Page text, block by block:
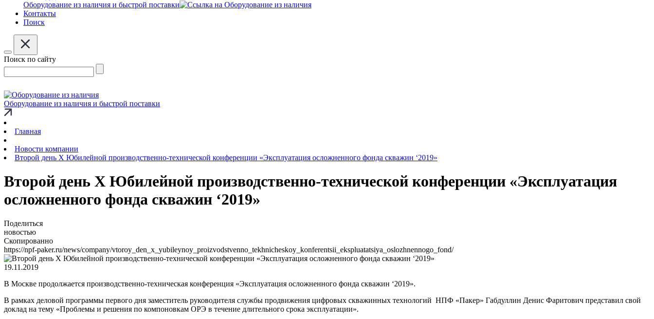
Оборудование из наличия и быстрой поставки
Контакты
Поиск
Поиск по сайту
Оборудование из наличия и быстрой поставки
Главная
Новости компании
Второй день X Юбилейной производственно-технической конференции «Эксплуатация осложненного фонда скважин ‘2019»
Второй день X Юбилейной производственно-технической конференции «Эксплуатация
осложненного фонда скважин ‘2019»
Поделиться
новостью
Скопированно
https://npf-paker.ru/news/company/vtoroy_den_x_yubileynoy_proizvodstvenno_tekhnicheskoy_konferentsii_ekspluatatsiya_oslozhnennogo_fond/
19.11.2019
В Москве продолжается производственно-техническая конференция «Эксплуатация осложненного фонда скважин ‘2019».
В рамках деловой программы первого дня заместитель руководителя службы продвижения цифровых скважинных технологий НПФ «Пакер» Габдуллин Денис Фаритович представил свой
доклад на тему «Проблемы и решения по компоновкам ОРЭ в течение длительного срока эксплуатации».